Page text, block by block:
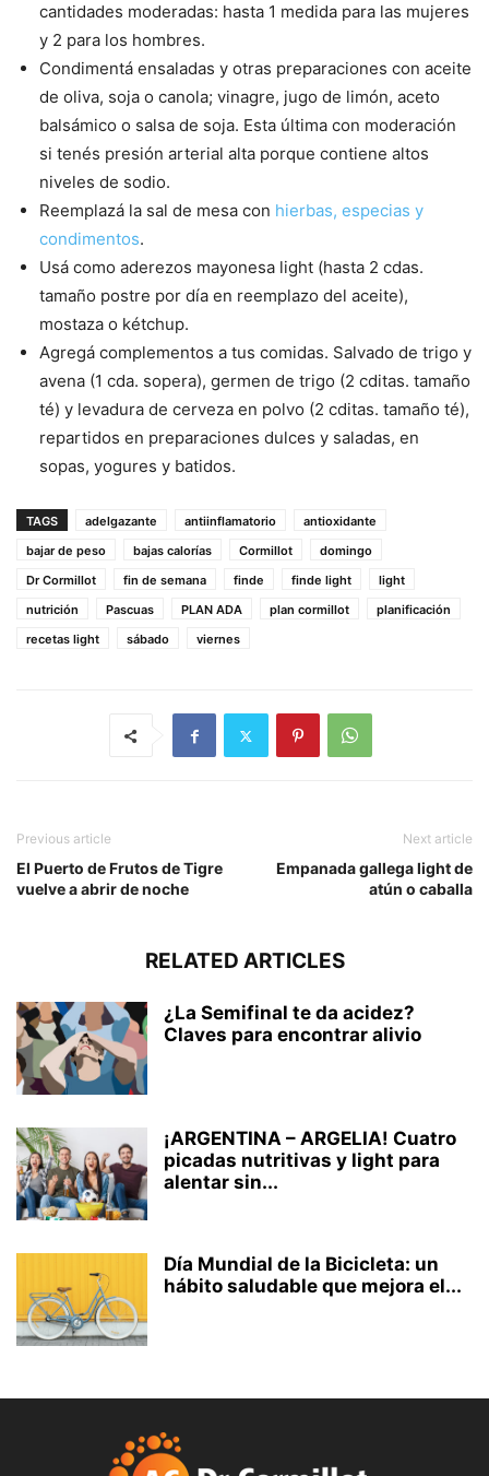
cantidades moderadas: hasta 1 medida para las mujeres
y 2 para los hombres.
Condimentá ensaladas y otras preparaciones con aceite
de oliva, soja o canola; vinagre, jugo de limón, aceto
balsámico o salsa de soja. Esta última con moderación
si tenés presión arterial alta porque contiene altos
niveles de sodio.
Reemplazá la sal de mesa con hierbas, especias y
condimentos.
Usá como aderezos mayonesa light (hasta 2 cdas.
tamaño postre por día en reemplazo del aceite),
mostaza o kétchup.
Agregá complementos a tus comidas. Salvado de trigo y
avena (1 cda. sopera), germen de trigo (2 cditas. tamaño
té) y levadura de cerveza en polvo (2 cditas. tamaño té),
repartidos en preparaciones dulces y saladas, en
sopas, yogures y batidos.
TAGS adelgazante antiinflamatorio
antioxidante
bajar de peso
bajas calorías Cormillot
domingo
Dr Cormillot
fin de semana finde finde light
light
nutrición
Pascuas PLAN ADA plan cormillot
planificación
recetas light
sábado viernes
Previous article
El Puerto de Frutos de Tigre
vuelve a abrir de noche
Next article
Empanada gallega light de
atún o caballa
RELATED ARTICLES
¿La Semifinal te da acidez?
Claves para encontrar alivio
¡ARGENTINA – ARGELIA! Cuatro
picadas nutritivas y light para
alentar sin...
Día Mundial de la Bicicleta: un
hábito saludable que mejora el...